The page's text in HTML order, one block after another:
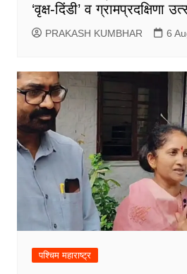
‘वृक्ष-दिंडी’ व ग्रामप्रदक्षिणा
PRAKASH KUMBHAR 6
पश्चिम महाराष्ट्र